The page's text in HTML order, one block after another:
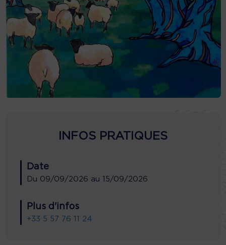
INFOS PRATIQUES
Date
Du 09/09/2026 au 15/09/2026
Plus d'infos
+33 5 57 76 11 24